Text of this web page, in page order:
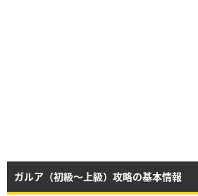
ガルア（初級〜上級）攻略の基本情報